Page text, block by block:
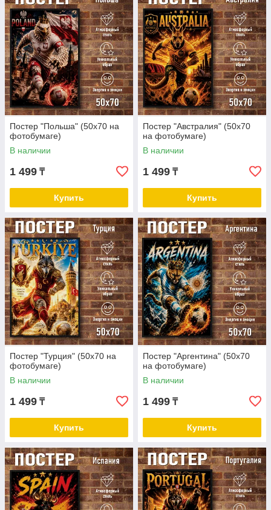
Постер "Польша" (50х70 на
фотобумаге)
В наличии
1 499 ₸
Купить
Постер "Австралия" (50х70
на фотобумаге)
В наличии
1 499 ₸
Купить
Постер "Турция" (50х70 на
фотобумаге)
В наличии
1 499 ₸
Купить
Постер "Аргентина" (50х70
на фотобумаге)
В наличии
1 499 ₸
Купить